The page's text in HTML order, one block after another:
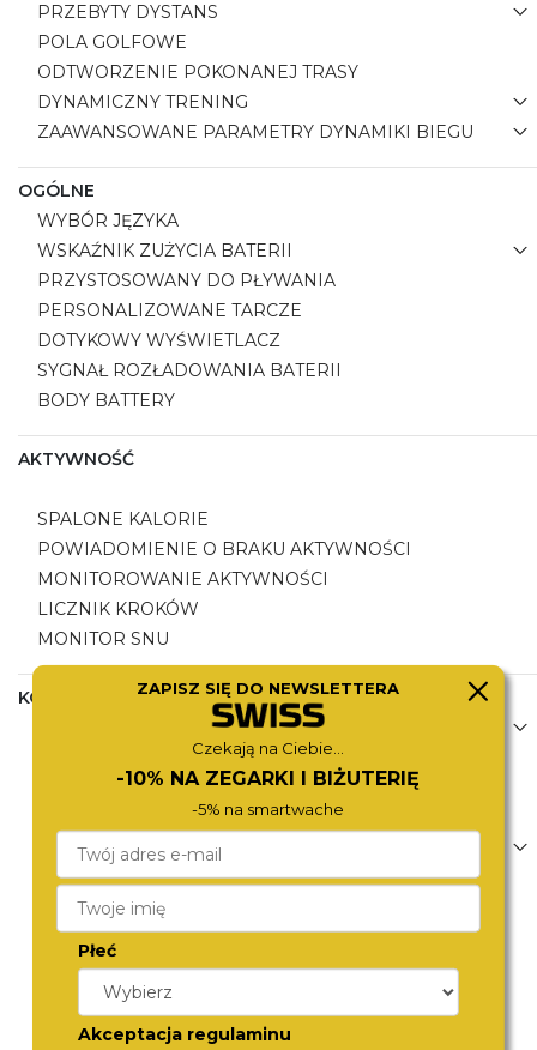
PRZEBYTY DYSTANS
POLA GOLFOWE
ODTWORZENIE POKONANEJ TRASY
DYNAMICZNY TRENING
ZAAWANSOWANE PARAMETRY DYNAMIKI BIEGU
OGÓLNE
WYBÓR JĘZYKA
WSKAŹNIK ZUŻYCIA BATERII
PRZYSTOSOWANY DO PŁYWANIA
PERSONALIZOWANE TARCZE
DOTYKOWY WYŚWIETLACZ
SYGNAŁ ROZŁADOWANIA BATERII
BODY BATTERY
AKTYWNOŚĆ
SPALONE KALORIE
POWIADOMIENIE O BRAKU AKTYWNOŚCI
MONITOROWANIE AKTYWNOŚCI
LICZNIK KROKÓW
MONITOR SNU
KOMUNIKACJA&MEDIA
POWIADOMIENIA Z TELEFONU
POWIADOMIENIA Z APLIKACJI
POWIADOMIENIA O SMSACH
POWIADOMIENIA WIBRACYJNE
POWIADOMIENIA O E-MAILACH
POWIADOMIENIA O POŁĄCZENIACH
POWIADOMIENIA DŹWIĘKOWE
ODTWARZANIE MUZYKI Z TELEFONU
SZUKANIE TELEFONU
PŁATNOŚCI ZBLIŻENIOWE
POWIADOMIENIA O WIADOMOŚCIACH
ZAPISZ SIĘ DO NEWSLETTERA
Czekają na Ciebie...
-10% NA ZEGARKI I BIŻUTERIĘ
-5% na smartwache
Płeć
Akceptacja regulaminu